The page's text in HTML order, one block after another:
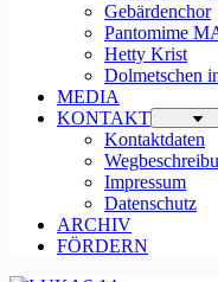
Gebärdenchor
Pantomime
Hetty Krist
Dolmetschen
MEDIA
KONTAKT
Kontaktdaten
Impressum
Datenschutz
ARCHIV
FÖRDERN